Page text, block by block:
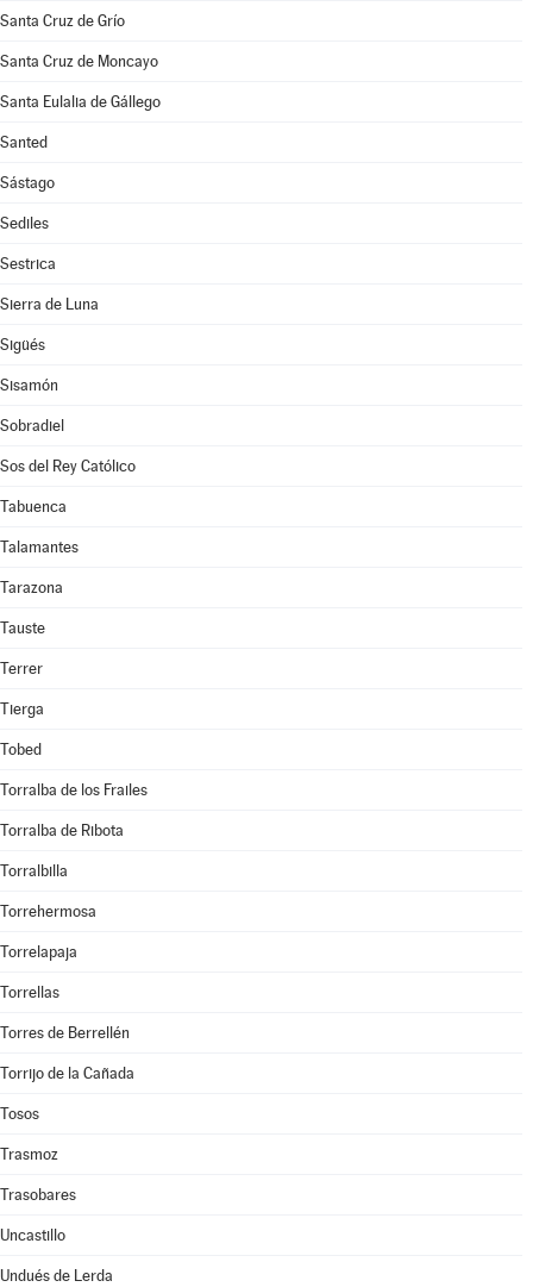
Santa Cruz de Grío
Santa Cruz de Moncayo
Santa Eulalia de Gállego
Santed
Sástago
Sediles
Sestrica
Sierra de Luna
Sigüés
Sisamón
Sobradiel
Sos del Rey Católico
Tabuenca
Talamantes
Tarazona
Tauste
Terrer
Tierga
Tobed
Torralba de los Frailes
Torralba de Ribota
Torralbilla
Torrehermosa
Torrelapaja
Torrellas
Torres de Berrellén
Torrijo de la Cañada
Tosos
Trasmoz
Trasobares
Uncastillo
Undués de Lerda